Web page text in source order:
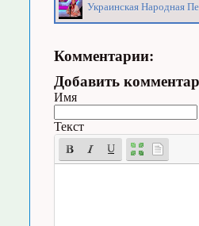
Украинская Народная
Комментарии:
Добавить
Имя
Текст